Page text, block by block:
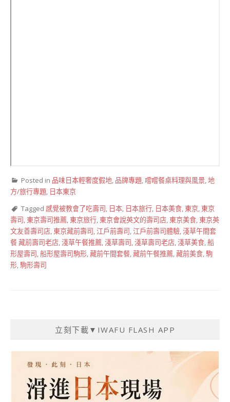
Posted in 品味日本輕奢度假地, 品牌專題, 嚐嚐餐桌料理與風景,地
方/旅行專題, 日本東京
Tagged 感覺被教會了吃壽司, 日本, 日本旅行, 日本美食, 東京, 東京
壽司, 東京壽司推薦, 東京旅行, 東京會說英文的壽司店, 東京美食, 東京英
文友善壽司店, 東京藏前壽司,江戶前壽司,江戶前壽司體驗,淺草午間套
餐 藏前壽司老店,淺草午餐推薦,淺草壽司,淺草壽司老店,淺草美食,船
形屋壽司,船形屋壽司駒形,藏前午間套餐,藏前午餐推薦,藏前美食,駒
形,駒形壽司
立刻下載▼IWAFU FLASH APP